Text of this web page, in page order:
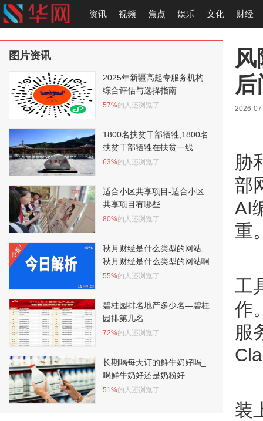
资讯 视频 焦点 娱乐 文化 财经
后
2026-
胁
部
AI
重
工
作
服
装
图片资讯
2025年新疆高起专服务机构
综合评估与选择指南
57%的人还浏览了
1800名扶贫干部牺牲,1800名
扶贫干部牺牲在扶贫一线
63%的人还浏览了
适合小区共享项目-适合小区
共享项目有哪些
80%的人还浏览了
秋月财经是什么类型的网站,
秋月财经是什么类型的网站啊
55%的人还浏览了
碧桂园排名地产多少名—碧桂
园排第几名
72%的人还浏览了
长期喝每天订的鲜牛奶好吗_
喝鲜牛奶好还是奶粉好
51%的人还浏览了